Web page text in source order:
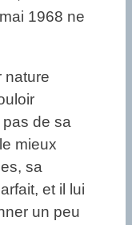
1968 ne
nature
pas de sa
mieux
sa
et il lui
un peu